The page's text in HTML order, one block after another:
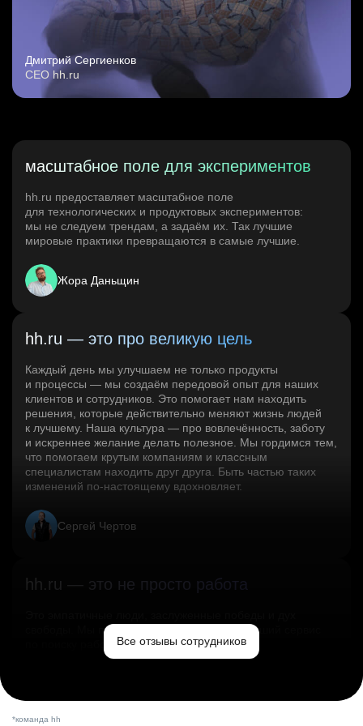
Дмитрий Сергиенков
CEO hh.ru
масштабное поле для экспериментов
hh.ru предоставляет масштабное поле
для технологических и продуктовых экспериментов:
мы не следуем трендам, а задаём их. Так лучшие
мировые практики превращаются в самые лучшие.
Жора Даньщин
hh.ru — это про великую цель
Каждый день мы улучшаем не только продукты
и процессы — мы создаём передовой опыт для наших
клиентов и сотрудников. Это помогает нам находить
решения, которые действительно меняют жизнь людей
к лучшему. Наша культура — про вовлечённость, заботу
и искреннее желание делать полезное. Мы гордимся тем,
что помогаем крутым компаниям и классным
специалистам находить друг друга. Быть частью таких
изменений по‑настоящему вдохновляет.
Сергей Чертов
hh.ru — это не просто работа
свободы. Мы помогаем миру и создаём лучший сервис
по поиску работы в стране.Все отзывы сотрудников
*команда hh